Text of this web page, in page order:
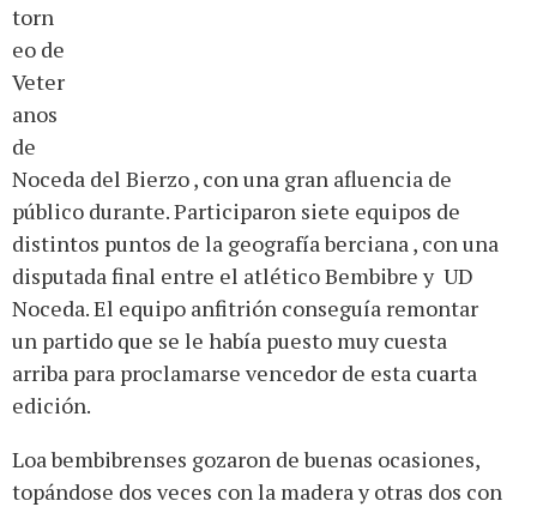
torn
eo de
Veter
anos
de
Noceda del Bierzo , con una gran afluencia de
público durante. Participaron siete equipos de
distintos puntos de la geografía berciana , con una
disputada final entre el atlético Bembibre y UD
Noceda. El equipo anfitrión conseguía remontar
un partido que se le había puesto muy cuesta
arriba para proclamarse vencedor de esta cuarta
edición.
Loa bembibrenses gozaron de buenas ocasiones,
topándose dos veces con la madera y otras dos con